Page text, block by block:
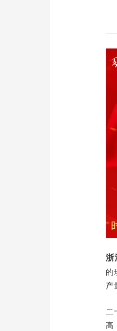
浙
的
产
二
高